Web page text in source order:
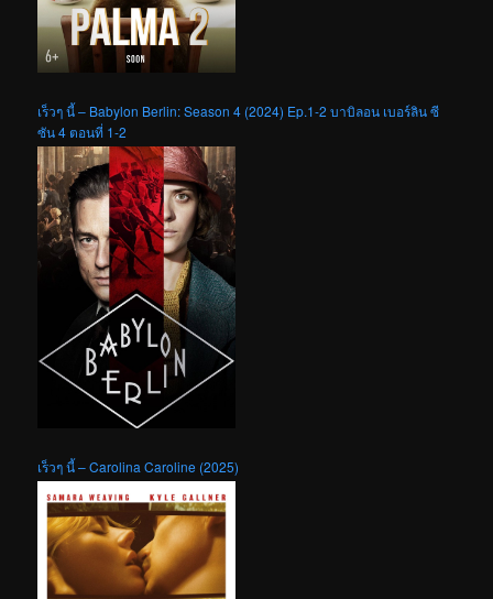
เร็วๆ นี้ – Babylon Berlin: Season 4 (2024) Ep.1-2 บาบิลอน เบอร์ลิน ซี
ซัน 4 ตอนที่ 1-2
เร็วๆ นี้ – Carolina Caroline (2025)